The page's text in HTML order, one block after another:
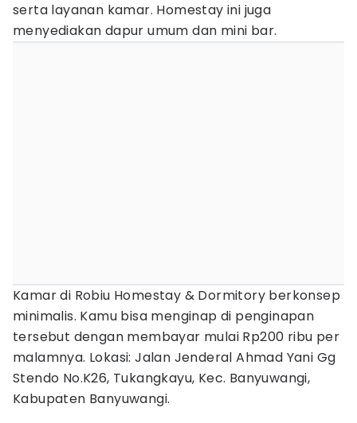
serta layanan kamar. Homestay ini juga
menyediakan dapur umum dan mini bar.
Kamar di Robiu Homestay & Dormitory berkonsep
minimalis. Kamu bisa menginap di penginapan
tersebut dengan membayar mulai Rp200 ribu per
malamnya. Lokasi: Jalan Jenderal Ahmad Yani Gg
Stendo No.K26, Tukangkayu, Kec. Banyuwangi,
Kabupaten Banyuwangi.